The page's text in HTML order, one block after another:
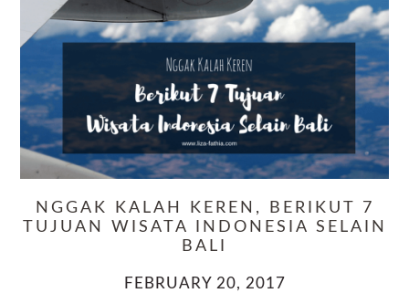
NGGAK KALAH KEREN, BERIKUT 7
TUJUAN WISATA INDONESIA SELAIN
BALI
FEBRUARY 20, 2017